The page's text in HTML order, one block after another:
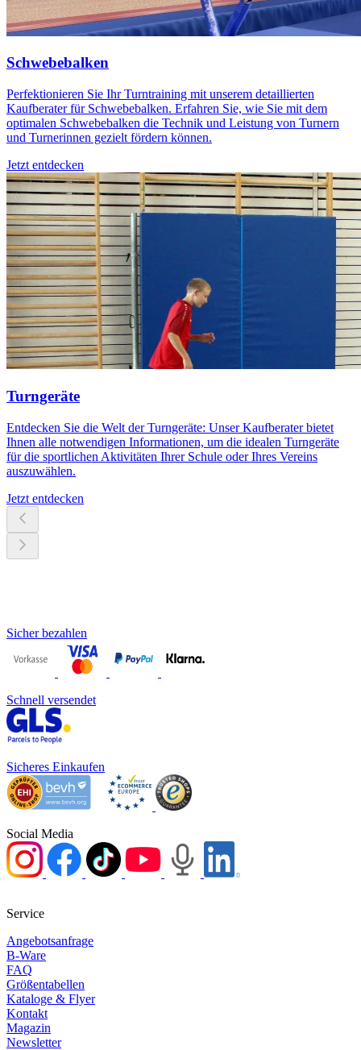
Schwebebalken
Perfektionieren Sie Ihr Turntraining mit unserem detaillierten
Kaufberater für Schwebebalken. Erfahren Sie, wie Sie mit dem
optimalen Schwebebalken die Technik und Leistung von Turnern
und Turnerinnen gezielt fördern können.
Jetzt entdecken
Turngeräte
Entdecken Sie die Welt der Turngeräte: Unser Kaufberater bietet
Ihnen alle notwendigen Informationen, um die idealen Turngeräte
für die sportlichen Aktivitäten Ihrer Schule oder Ihres Vereins
auszuwählen.
Jetzt entdecken
Sicher bezahlen
Schnell versendet
Sicheres Einkaufen
Social Media
Service
Angebotsanfrage
B-Ware
FAQ
Größentabellen
Kataloge & Flyer
Kontakt
Magazin
Newsletter